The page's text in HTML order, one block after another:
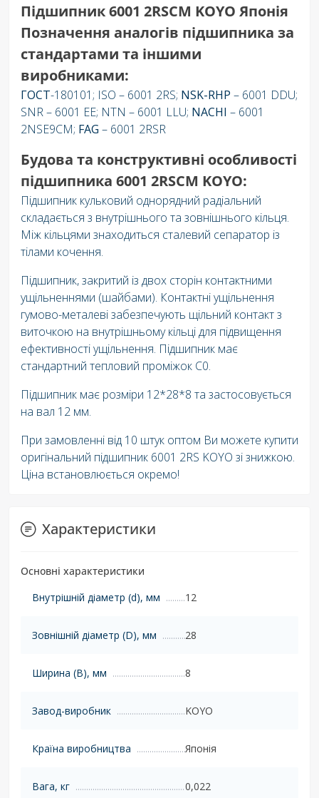
Підшипник 6001 2RSCM KOYO Японія
Позначення аналогів підшипника за
стандартами та іншими
виробниками:
ГОСТ-180101; ISO – 6001 2RS; NSK-RHP – 6001 DDU;
SNR – 6001 EE; NTN – 6001 LLU; NACHI – 6001
2NSE9CM; FAG – 6001 2RSR
Будова та конструктивні особливості
підшипника 6001 2RSCM KOYO:
Підшипник кульковий однорядний радіальний
складається з внутрішнього та зовнішнього кільця.
Між кільцями знаходиться сталевий сепаратор із
тілами кочення.
Підшипник, закритий із двох сторін контактними
ущільненнями (шайбами). Контактні ущільнення
гумово-металеві забезпечують щільний контакт з
виточкою на внутрішньому кільці для підвищення
ефективності ущільнення. Підшипник має
стандартний тепловий проміжок C0.
Підшипник має розміри 12*28*8 та застосовується
на вал 12 мм.
При замовленні від 10 штук оптом Ви можете купити
оригінальний підшипник 6001 2RS KOYO зі знижкою.
Ціна встановлюється окремо!
Характеристики
Основні характеристики
Внутрішній діаметр (d), мм
12
Зовнішній діаметр (D), мм 28
Ширина (B), мм 8
Завод-виробник KOYO
Країна виробництва Японія
Вага, кг 0,022